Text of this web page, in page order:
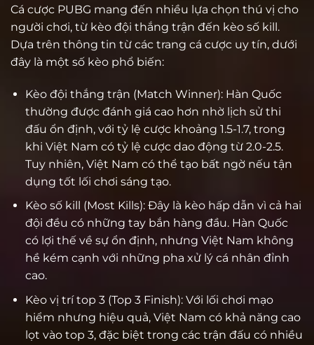
Cá cược PUBG mang đến nhiều lựa chọn thú vị cho
người chơi, từ kèo đội thắng trận đến kèo số kill.
Dựa trên thông tin từ các trang cá cược uy tín, dưới
đây là một số kèo phổ biến:
Kèo đội thắng trận (Match Winner): Hàn Quốc
thường được đánh giá cao hơn nhờ lịch sử thi
đấu ổn định, với tỷ lệ cược khoảng 1.5-1.7, trong
khi Việt Nam có tỷ lệ cược dao động từ 2.0-2.5.
Tuy nhiên, Việt Nam có thể tạo bất ngờ nếu tận
dụng tốt lối chơi sáng tạo.
Kèo số kill (Most Kills): Đây là kèo hấp dẫn vì cả hai
đội đều có những tay bắn hàng đầu. Hàn Quốc
có lợi thế về sự ổn định, nhưng Việt Nam không
hề kém cạnh với những pha xử lý cá nhân đỉnh
cao.
Kèo vị trí top 3 (Top 3 Finish): Với lối chơi mạo
hiểm nhưng hiệu quả, Việt Nam có khả năng cao
lọt vào top 3, đặc biệt trong các trận đấu có nhiều